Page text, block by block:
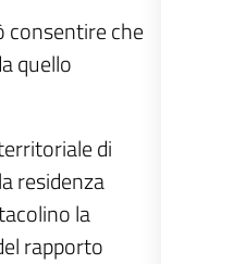
consentire che
quello
di
residenza
la
rapporto